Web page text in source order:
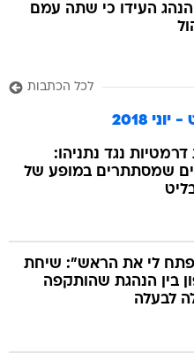
העידו כי שתה עמם
לכל הכתבות
2018
דרמטיות נגד נתניהו:
שמסתתרים במופע של
לי את הראש": שיחת
בין הנהגת שהותקפה
לבעלה